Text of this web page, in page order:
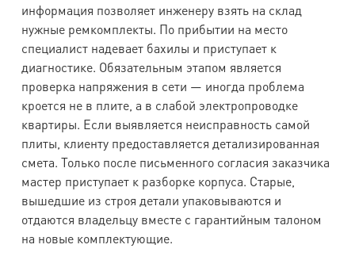
информация позволяет инженеру взять на склад
нужные ремкомплекты. По прибытии на место
специалист надевает бахилы и приступает к
диагностике. Обязательным этапом является
проверка напряжения в сети — иногда проблема
кроется не в плите, а в слабой электропроводке
квартиры. Если выявляется неисправность самой
плиты, клиенту предоставляется детализированная
смета. Только после письменного согласия заказчика
мастер приступает к разборке корпуса. Старые,
вышедшие из строя детали упаковываются и
отдаются владельцу вместе с гарантийным талоном
на новые комплектующие.